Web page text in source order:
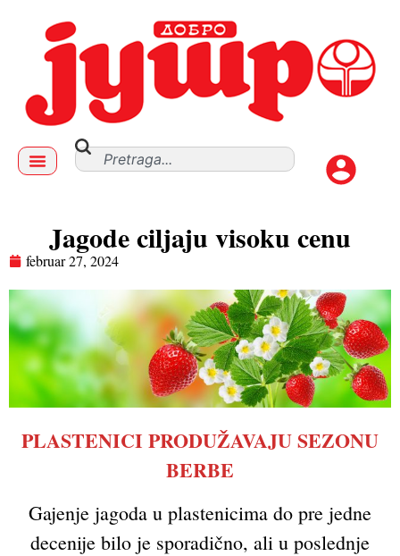
Jagode ciljaju visoku cenu
februar 27, 2024
PLASTENICI PRODUŽAVAJU SEZONU
BERBE
Gajenje jagoda u plastenicima do pre jedne
decenije bilo je sporadično, ali u poslednje